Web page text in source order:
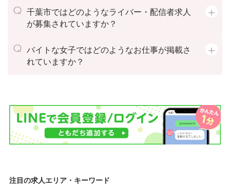
千葉市ではどのようなライバー・配信者求人
が募集されていますか？
バイトな女子ではどのようなお仕事が掲載さ
れていますか？
注目の求人エリア・キーワード